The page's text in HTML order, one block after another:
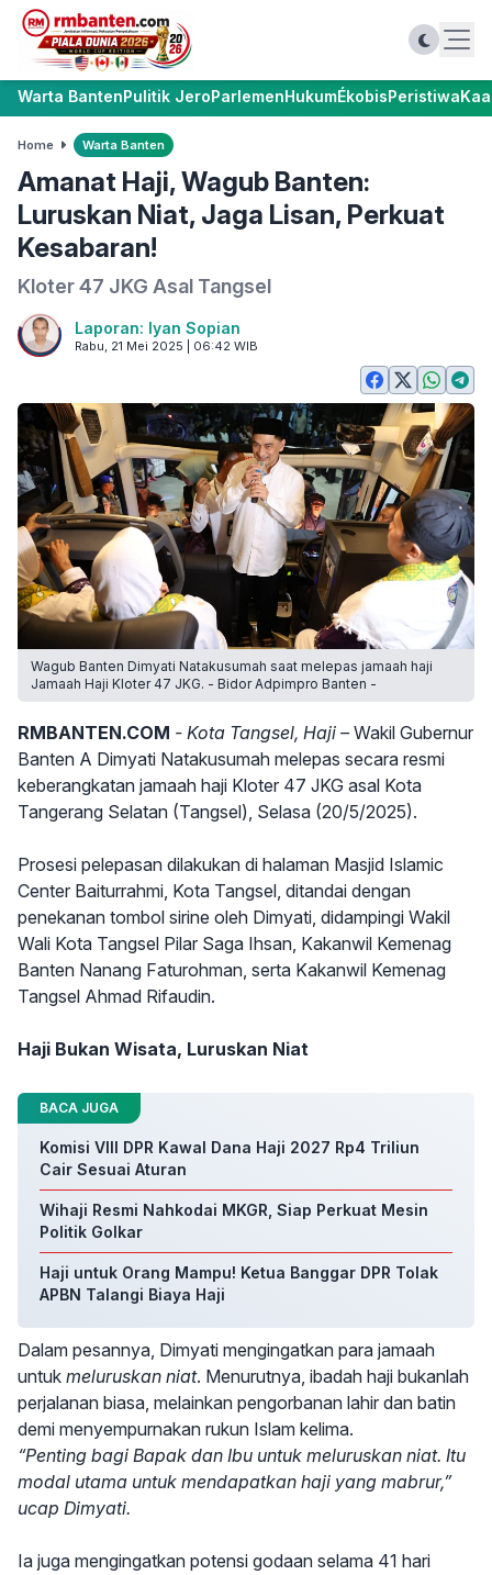
Warta BantenPulitik JeroParlemenHukumÉkobisPeristiwa
Home Warta Banten
Amanat Haji, Wagub Banten:
Luruskan Niat, Jaga Lisan, Perkuat
Kesabaran!
Kloter 47 JKG Asal Tangsel
Laporan: Iyan Sopian
Rabu, 21 Mei 2025 | 06:42 WIB
Wagub Banten Dimyati Natakusumah saat melepas jamaah haji
Jamaah Haji Kloter 47 JKG. - Bidor Adpimpro Banten -
RMBANTEN.COM - Kota Tangsel, Haji –Wakil Gubernur
Banten A Dimyati Natakusumah melepas secara resmi
keberangkatan jamaah haji Kloter 47 JKG asal Kota
Tangerang Selatan (Tangsel), Selasa (20/5/2025).
Prosesi pelepasan dilakukan di halaman Masjid Islamic
Center Baiturrahmi, Kota Tangsel, ditandai dengan
penekanan tombol sirine oleh Dimyati, didampingi Wakil
Wali Kota Tangsel Pilar Saga Ihsan, Kakanwil Kemenag
Banten Nanang Faturohman, serta Kakanwil Kemenag
Tangsel Ahmad Rifaudin.
Haji Bukan Wisata, Luruskan Niat
BACA JUGA
Komisi VIII DPR Kawal Dana Haji 2027 Rp4 Triliun
Cair Sesuai Aturan
Wihaji Resmi Nahkodai MKGR, Siap Perkuat Mesin
Politik Golkar
Haji untuk Orang Mampu! Ketua Banggar DPR Tolak
APBN Talangi Biaya Haji
Dalam pesannya, Dimyati mengingatkan para jamaah
untuk meluruskan niat. Menurutnya, ibadah haji bukanlah
perjalanan biasa, melainkan pengorbanan lahir dan batin
demi menyempurnakan rukun Islam kelima.
“Penting bagi Bapak dan Ibu untuk meluruskan niat. Itu
modal utama untuk mendapatkan haji yang mabrur,”
ucap Dimyati.
Ia juga mengingatkan potensi godaan selama 41 hari